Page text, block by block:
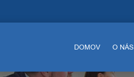
DOMOV O NÁS